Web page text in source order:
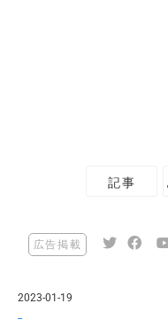
記事
広告掲載
2023-01-19